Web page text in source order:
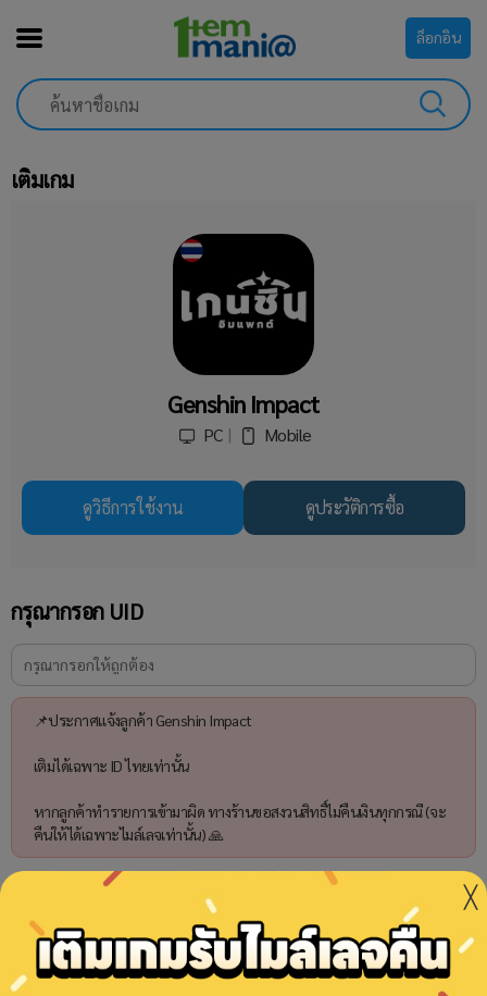
ล็อกอิน
เติมเกม
Genshin Impact
PC Mobile
ดูวิธีการใช้งาน ดูประวัติการซื้อ
กรุณากรอก UID
📌ประกาศแจ้งลูกค้า Genshin Impact
เติมได้เฉพาะ ID ไทยเท่านั้น
หากลูกค้าทำรายการเข้ามาผิด ทางร้านขอสงวนสิทธิ์ไม่คืนเงินทุกกรณี (จะ
คืนให้ได้เฉพาะไมล์เลจเท่านั้น) 🙏
╳